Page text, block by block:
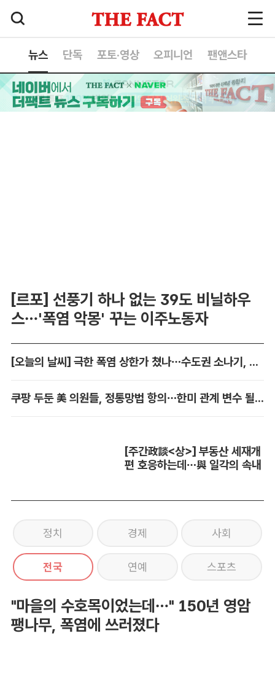
뉴스 단독 포토·영상 오피니언 팬앤스타
[르포] 선풍기 하나 없는 39도 비닐하우
스…'폭염 악몽' 꾸는 이주노동자
[오늘의 날씨] 극한 폭염 상한가 쳤나…수도권 소나기, 동해안에 폭우
쿠팡 두둔 美 의원들, 정통망법 항의…한미 관계 변수 될까
[주간政談<상>] 부동산 세재개
편 호응하는데…與 일각의 속내
정치 경제 사회
전국 연예 스포츠
"마을의 수호목이었는데…" 150년 영암
팽나무, 폭염에 쓰러졌다